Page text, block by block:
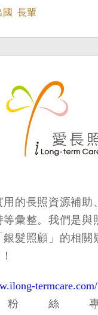
國 長輩
的長照資源補助
等彙整。我們是與
髮照顧」的相關
termcare.com/
絲